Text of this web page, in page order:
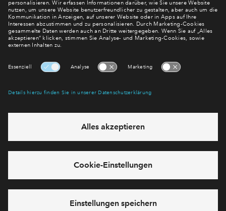
mehr! Wir halten Sie auf dem Laufenden – mit unserem
regelmäßig erscheinenden Newsletter informieren wir Sie
über den Stand dieses und weiterer Neubauprojekte.
Abonnieren
für unsereDatenschutzerklärung
Formular: